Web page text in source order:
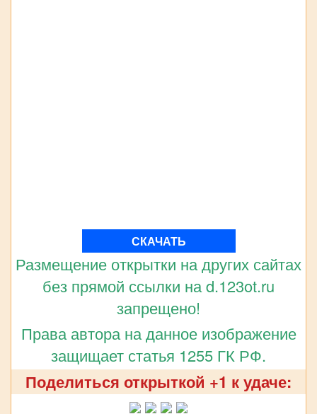
СКАЧАТЬ
Размещение открытки на других сайтах
без прямой ссылки на d.123ot.ru
запрещено!
Права автора на данное изображение
защищает статья 1255 ГК РФ.
Поделиться открыткой +1 к удаче: